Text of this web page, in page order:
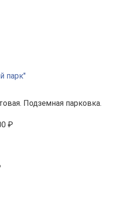
парк"
Подземная парковка.
₽